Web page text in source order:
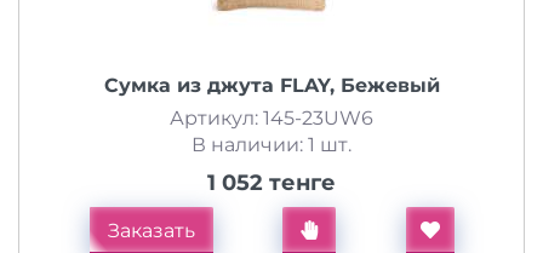
Сумка из джута FLAY, Бежевый
Артикул: 145-23UW6
В наличии: 1 шт.
1 052 тенге
Заказать